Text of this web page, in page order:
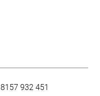
932 451